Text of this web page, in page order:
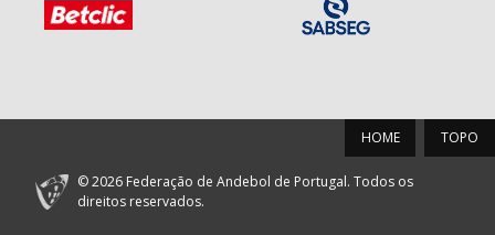
TOPO
HOME
© 2026 Federação de Andebol de Portugal. Todos os
direitos reservados.